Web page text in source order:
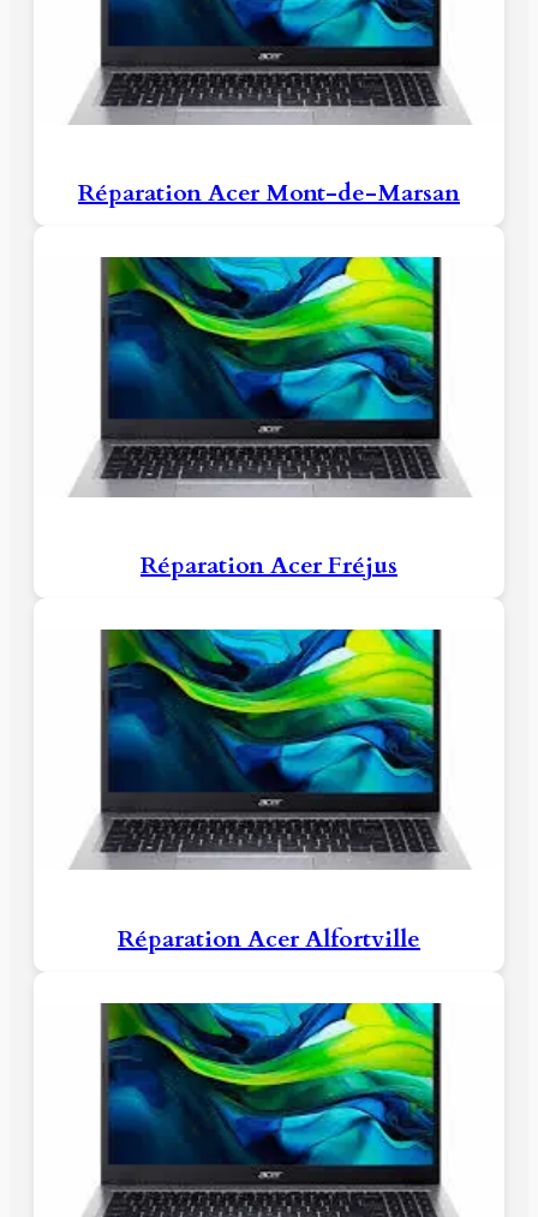
Réparation Acer Mont-de-Marsan
Réparation Acer Fréjus
Réparation Acer Alfortville